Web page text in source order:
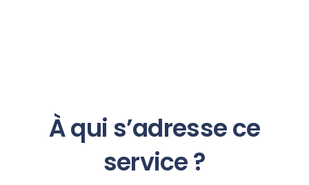
À qui s’adresse ce
service ?